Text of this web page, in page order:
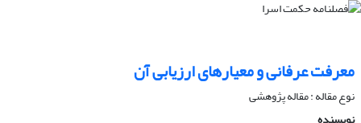
معرفت عرفانی و معیارهای ارزیابی آن
نوع مقاله : مقاله پژوهشی